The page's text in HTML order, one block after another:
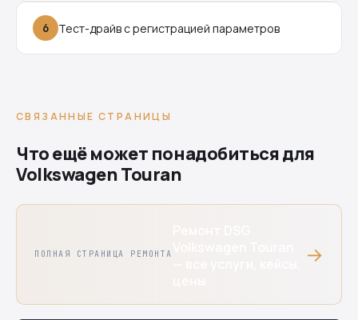
6 Тест-драйв с регистрацией параметров
СВЯЗАННЫЕ СТРАНИЦЫ
Что ещё может понадобиться для
Volkswagen Touran
ПОЛНАЯ СТРАНИЦА РЕМОНТА →